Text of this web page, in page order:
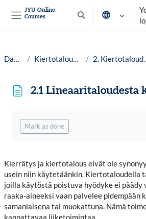
JYU Online
Courses
Toggle search input
Dashboard Kiertotalous tutuksi lv. 25-26 2.
2.1 Lineaaritaloudesta
Mark as done
Kierrätys ja kiertotalous eivät ole
usein niin käytetäänkin. Kiertotaloudella
joilla käytöstä poistuva hyödyke ei päädy
raaka-aineeksi vaan palvelee pidempään
samanlaisena tai muokattuna. Nämä
kannattavaa liiketoimintaa.